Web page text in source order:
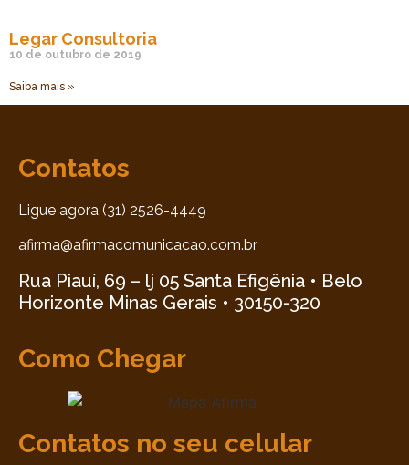
Legar Consultoria
10 de outubro de 2019
Saiba mais »
Contatos
Ligue agora (31) 2526-4449
afirma@afirmacomunicacao.com.br
Rua Piauí, 69 – lj 05 Santa Efigênia • Belo
Horizonte Minas Gerais • 30150-320
Como Chegar
Contatos no seu celular